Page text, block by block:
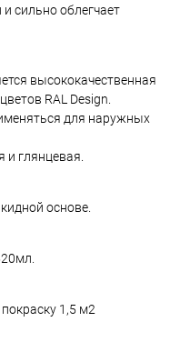
сильно облегчает
высококачественная
RAL Design.
для наружных
и глянцевая.
основе.
1,5 м2